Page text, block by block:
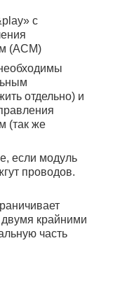
с
(ACM)
отдельно) и
(так же
если модуль
проводов.
крайними
часть